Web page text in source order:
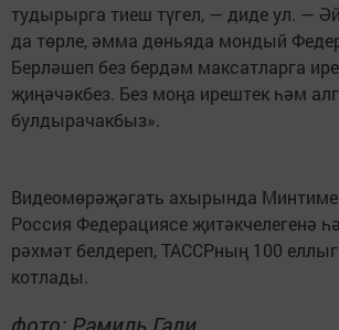
тудырырга тиеш түгел, — диде ул. —
да төрле, әмма дөньяда мондый
Берләшеп без бердәм максатларга
җиңәчәкбез. Без моңа ирештек һәм
булдырачакбыз».
Видеомөрәҗәгать ахырында
Россия Федерациясе җитәкчелегенә
рәхмәт белдереп, ТАССРның 100
котлады.